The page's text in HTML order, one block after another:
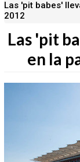
Las 'pit babes'
2012
Las 'pit
en la